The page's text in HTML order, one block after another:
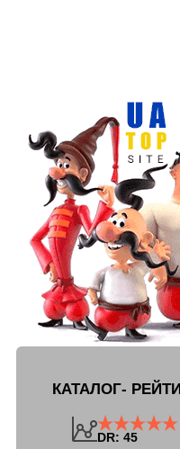
КАТАЛОГ-
DR: 45